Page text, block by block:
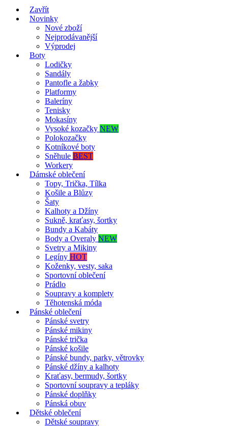
Zavřít
Novinky
Nové zboží
Nejprodávanější
Výprodej
Boty
Lodičky
Sandály
Pantofle a žabky
Platformy
Baleríny
Tenisky
Mokasíny
Vysoké kozačky NEW
Polokozačky
Kotníkové boty
Sněhule BEST
Workery
Dámské oblečení
Topy, Trička, Tílka
Košile a Blůzy
Šaty
Kalhoty a Džíny
Sukně, kraťasy, šortky
Bundy a Kabáty
Body a Overaly NEW
Svetry a Mikiny
Legíny HOT
Koženky, vesty, saka
Sportovní oblečení
Prádlo
Soupravy a komplety
Těhotenská móda
Pánské oblečení
Pánské svetry
Pánské mikiny
Pánské trička
Pánské košile
Pánské bundy, parky, větrovky
Pánské džíny a kalhoty
Kraťasy, bermudy, šortky
Sportovní soupravy a tepláky
Pánské doplňky
Pánská obuv
Dětské oblečení
Dětské soupravy